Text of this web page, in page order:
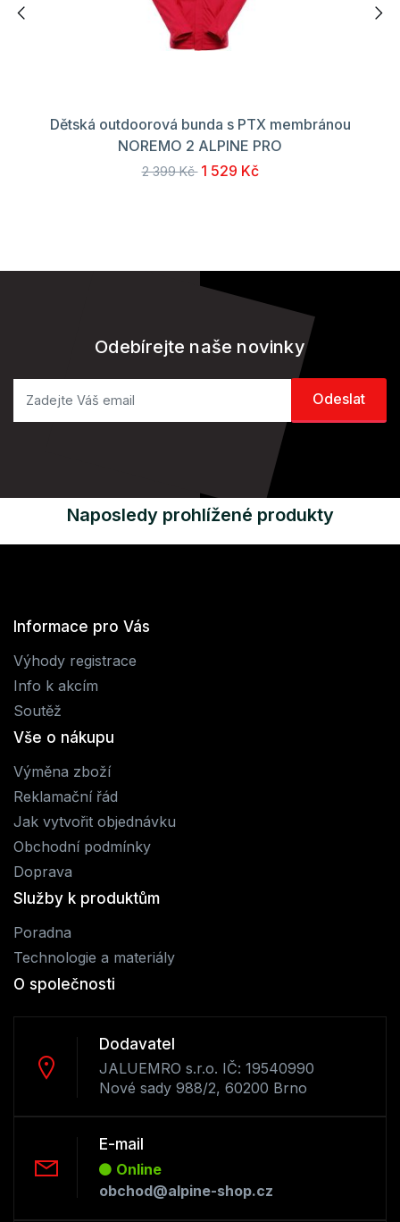
Dětská outdoorová bunda s PTX membránou
NOREMO 2 ALPINE PRO
2 399 Kč 1 529 Kč
Odebírejte naše novinky
Naposledy prohlížené produkty
Informace pro Vás
Výhody registrace
Info k akcím
Soutěž
Vše o nákupu
Výměna zboží
Reklamační řád
Jak vytvořit objednávku
Obchodní podmínky
Doprava
Služby k produktům
Poradna
Technologie a materiály
O společnosti
Dodavatel
JALUEMRO s.r.o. IČ: 19540990
Nové sady 988/2, 60200 Brno
E-mail
Online
obchod@alpine-shop.cz